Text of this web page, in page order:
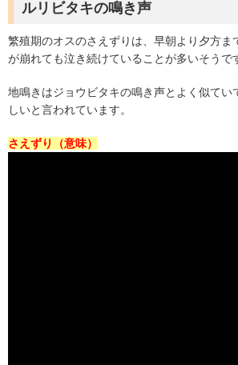
ルリビタキの鳴き声
繁殖期のオスのさえずりは、早朝より夕方ま
が崩れても泣き続けていることが多いそうで
地鳴きはジョウビタキの鳴き声とよく似てい
しいと言われています。
さえずり（意味）